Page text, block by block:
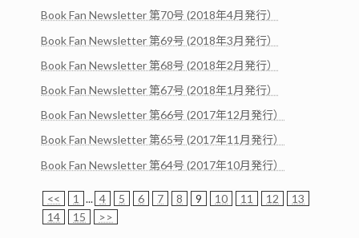
Book Fan Newsletter 第70号 (2018年4月発行）
Book Fan Newsletter 第69号 (2018年3月発行）
Book Fan Newsletter 第68号 (2018年2月発行）
Book Fan Newsletter 第67号 (2018年1月発行）
Book Fan Newsletter 第66号 (2017年12月発行）
Book Fan Newsletter 第65号 (2017年11月発行）
Book Fan Newsletter 第64号 (2017年10月発行）
<< 1 ... 4 5 6 7 8 9 10 11 12
13
14
15 >>